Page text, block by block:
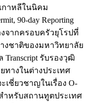
าหลีในนิคม
90-day Reporting
จากครอบครัวยุโรปที่
งชาติของมหาวิทยาลัย
รับรองวุฒิ
างในต่างประเทศ
เชี่ยวชาญในเรื่อง O-
ำหรับสถานทูตประเทศ